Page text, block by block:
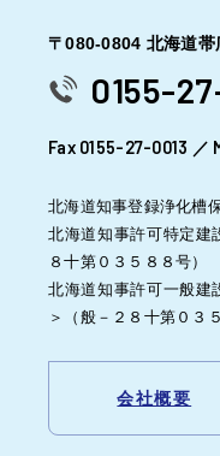
〒080-0804 北海道
0155-
Fax 0155-27-0013 ／
北海道知事登録浄化槽
北海道知事許可特定建
８十第０３５８８号）
北海道知事許可一般建
＞（般－２８十第０３
会社概要